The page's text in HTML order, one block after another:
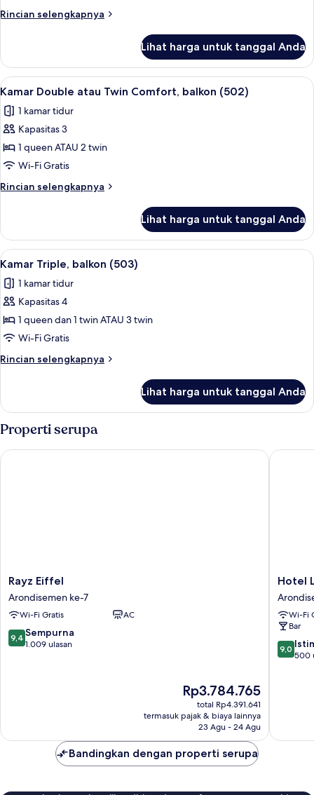
Superior,
Rincian selengkapnya
Rincian
Kamar
Double
atau
Superior,
balkon
Lihat harga untuk tanggal Anda
Lihat
semua
foto
untuk
Kamar
Double
atau
Twin
balkon
(502)
Brankas, kedap suara, setrika/meja
6
Kamar Double atau Twin Comfort, balkon (502)
1 kamar tidur
Kapasitas 3
1 queen ATAU 2 twin
Wi-Fi Gratis
Rincian selengkapnya
Rincian
Kamar
Double
atau
Comfort,
balkon
Lihat harga untuk tanggal Anda
Lihat
semua
foto
untuk
Kamar
Triple,
balkon
(503)
Brankas, kedap suara, setrika/meja
5
Kamar Triple, balkon (503)
1 kamar tidur
Kapasitas 4
1 queen dan 1 twin ATAU 3 twin
Wi-Fi Gratis
Rincian selengkapnya
Rincian
Kamar
Triple,
balkon
(503)
Lihat harga untuk tanggal Anda
Properti serupa
Rayz
Eiffel
Arondisemen
ke-
7
Rayz Eiffel
Arondisemen ke-7
Wi-Fi Gratis AC
9.4
dari
9,4 Sempurna
1.009 ulasan
Harga
sekarang
Rp3.784.765
Rp3.784.765
total Rp4.391.641
termasuk pajak & biaya lainnya
23 Agu - 24 Agu
Rayz Eiffel
Hotel
Le
Cercle
Tour
Eiffel
ke-
Hotel
Wi-Fi
Bar
9.0
dari
9,0
500
Hotel
Bandingkan dengan properti serupa